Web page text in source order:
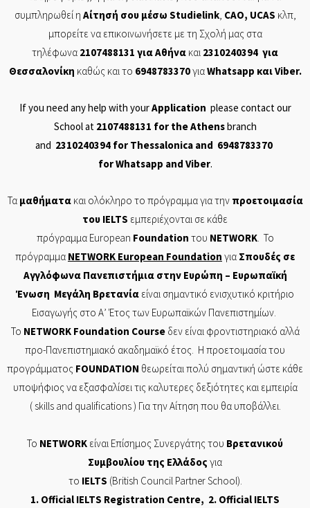
συμπληρωθεί η Αίτησή σου μέσω Studielink, CAO, UCAS κλπ,
μπορείτε να επικοινωνήσετε με τη Σχολή μας στα
τηλέφωνα 2107488131 για Αθήνα και 2310240394 για
Θεσσαλονίκη καθώς και το 6948783370γιαWhatsapp καιViber.
If you need any help with yourApplication please contact our
School at 2107488131 for the Athensbranch
and 2310240394 for Thessalonica and 6948783370
forWhatsapp and Viber.
Τα μαθήματα και ολόκληρο το πρόγραμμα για την προετοιμασία
του IELTS εμπεριέχονται σε κάθε
πρόγραμμαEuropean Foundation του NETWORK. Το
πρόγραμμα NETWORK European Foundation για Σπουδές σε
Αγγλόφωνα Πανεπιστήμια στην Ευρώπη – Ευρωπαϊκή
Ένωση Μεγάλη Βρετανία είναι σημαντικό ενισχυτικό κριτήριο
Εισαγωγής στο Α’ Έτος των Ευρωπαϊκών Πανεπιστημίων.
Το NETWORK Foundation Course δεν είναι φροντιστηριακό αλλά
προ-Πανεπιστημιακό ακαδημαϊκό έτος. Η προετοιμασία του
προγράμματος FOUNDATION θεωρείται πολύ σημαντική ώστε κάθε
υποψήφιος να εξασφαλίσει τις καλυτερες δεξιότητες και εμπειρία
( skills and qualifications) Για την Αίτηση που θα υποβάλλει.
Το NETWORK είναι Επίσημος Συνεργάτης του Βρετανικού
Συμβουλίου της Ελλάδος για
το IELTS (British Council Partner School).
1. Official IELTS Registration Centre, 2. Official IELTS